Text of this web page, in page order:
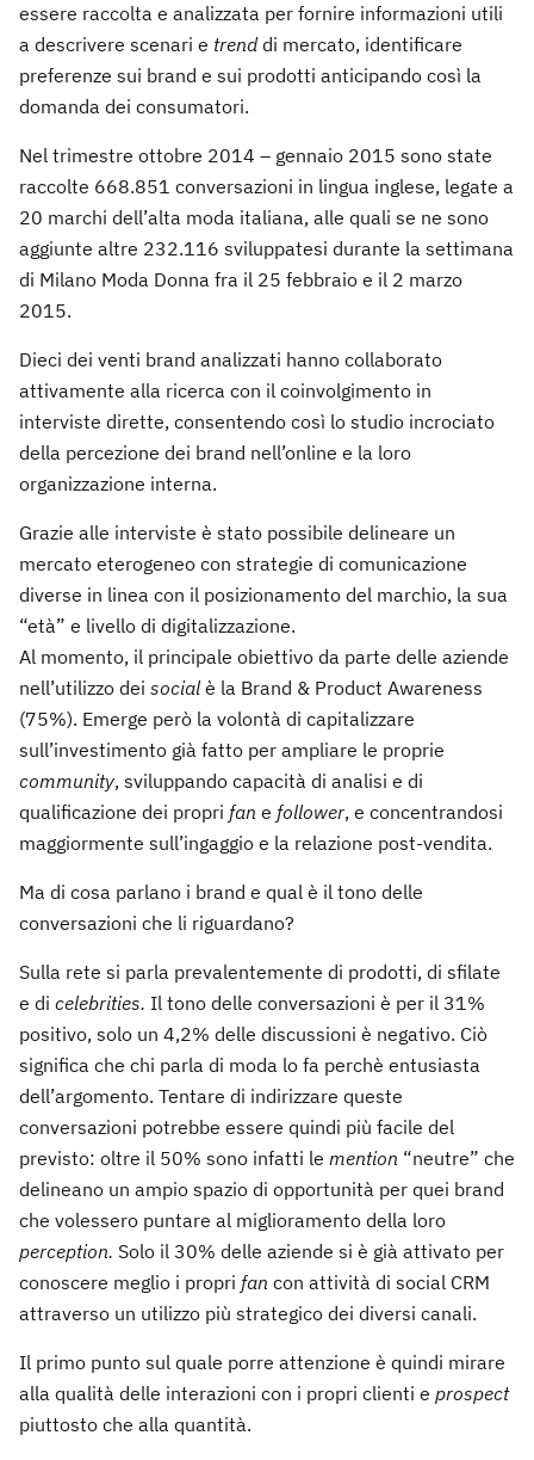
essere raccolta e analizzata per fornire informazioni utili
a descrivere scenari e trenddi mercato, identificare
preferenze sui brand e sui prodotti anticipando così la
domanda dei consumatori.
Nel trimestre ottobre 2014 – gennaio 2015 sono state
raccolte 668.851 conversazioni in lingua inglese, legate a
20 marchi dell’alta moda italiana, alle quali se ne sono
aggiunte altre 232.116 sviluppatesi durante la settimana
di Milano Moda Donna fra il 25 febbraio e il 2 marzo
2015.
Dieci dei venti brand analizzati hanno collaborato
attivamente alla ricerca con il coinvolgimento in
interviste dirette, consentendo così lo studio incrociato
della percezione dei brand nell’online e la loro
organizzazione interna.
Grazie alle interviste è stato possibile delineare un
mercato eterogeneo con strategie di comunicazione
diverse in linea con il posizionamento del marchio, la sua
“età” e livello di digitalizzazione.
Al momento, il principale obiettivo da parte delle aziende
nell’utilizzo dei social è la Brand & Product Awareness
(75%). Emerge però la volontà di capitalizzare
sull’investimento già fatto per ampliare le proprie
community, sviluppando capacità di analisi e di
qualificazione dei propri fan e follower, e concentrandosi
maggiormente sull’ingaggio e la relazione post-vendita.
Ma di cosa parlano i brand e qual è il tono delle
conversazioni che li riguardano?
Sulla rete si parla prevalentemente di prodotti, di sfilate
e di celebrities. Il tono delle conversazioni è per il 31%
positivo, solo un 4,2% delle discussioni è negativo. Ciò
significa che chi parla di moda lo fa perchè entusiasta
dell’argomento. Tentare di indirizzare queste
conversazioni potrebbe essere quindi più facile del
previsto: oltre il 50% sono infatti le mention “neutre” che
delineano un ampio spazio di opportunità per quei brand
che volessero puntare al miglioramento della loro
perception. Solo il 30% delle aziende si è già attivato per
conoscere meglio i propri fan con attività di social CRM
attraverso un utilizzo più strategico dei diversi canali.
Il primo punto sul quale porre attenzione è quindi mirare
alla qualità delle interazioni con i propri clienti e prospect
piuttosto che alla quantità.